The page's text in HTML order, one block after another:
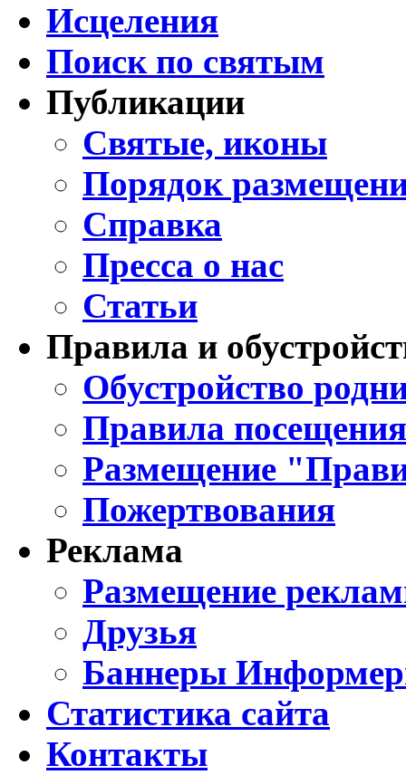
Исцеления
Поиск по святым
Публикации
Святые, иконы
Порядок
Справка
Пресса о нас
Статьи
Правила и
Обустройство
Правила
Размещение
Пожертвования
Реклама
Размещение
Друзья
Баннеры
Статистика сайта
Контакты